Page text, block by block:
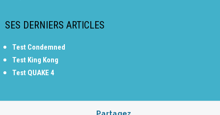
SES DERNIERS ARTICLES
Test Condemned
Test King Kong
Test QUAKE 4